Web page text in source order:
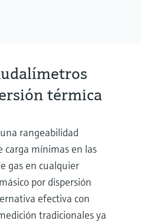
térmica
rangeabilidad
carga mínimas en las
gas en cualquier
por dispersión
efectiva con
tradicionales ya